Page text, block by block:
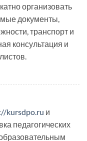
организовать
документы,
транспорт и
консультация и
kursdpo.ru и
педагогических